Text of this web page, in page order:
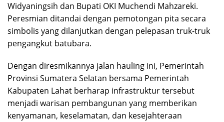
Widyaningsih dan Bupati OKI Muchendi Mahzareki.
Peresmian ditandai dengan pemotongan pita secara
simbolis yang dilanjutkan dengan pelepasan truk-truk
pengangkut batubara.
Dengan diresmikannya jalan hauling ini, Pemerintah
Provinsi Sumatera Selatan bersama Pemerintah
Kabupaten Lahat berharap infrastruktur tersebut
menjadi warisan pembangunan yang memberikan
kenyamanan, keselamatan, dan kesejahteraan